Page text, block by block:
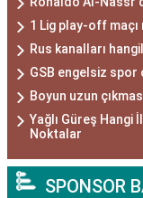
1 Lig play-off maçı
Rus kanalları
GSB engelsiz spor
Boyun uzun
Yağlı Güreş Hangi
Noktalar
SPONSOR